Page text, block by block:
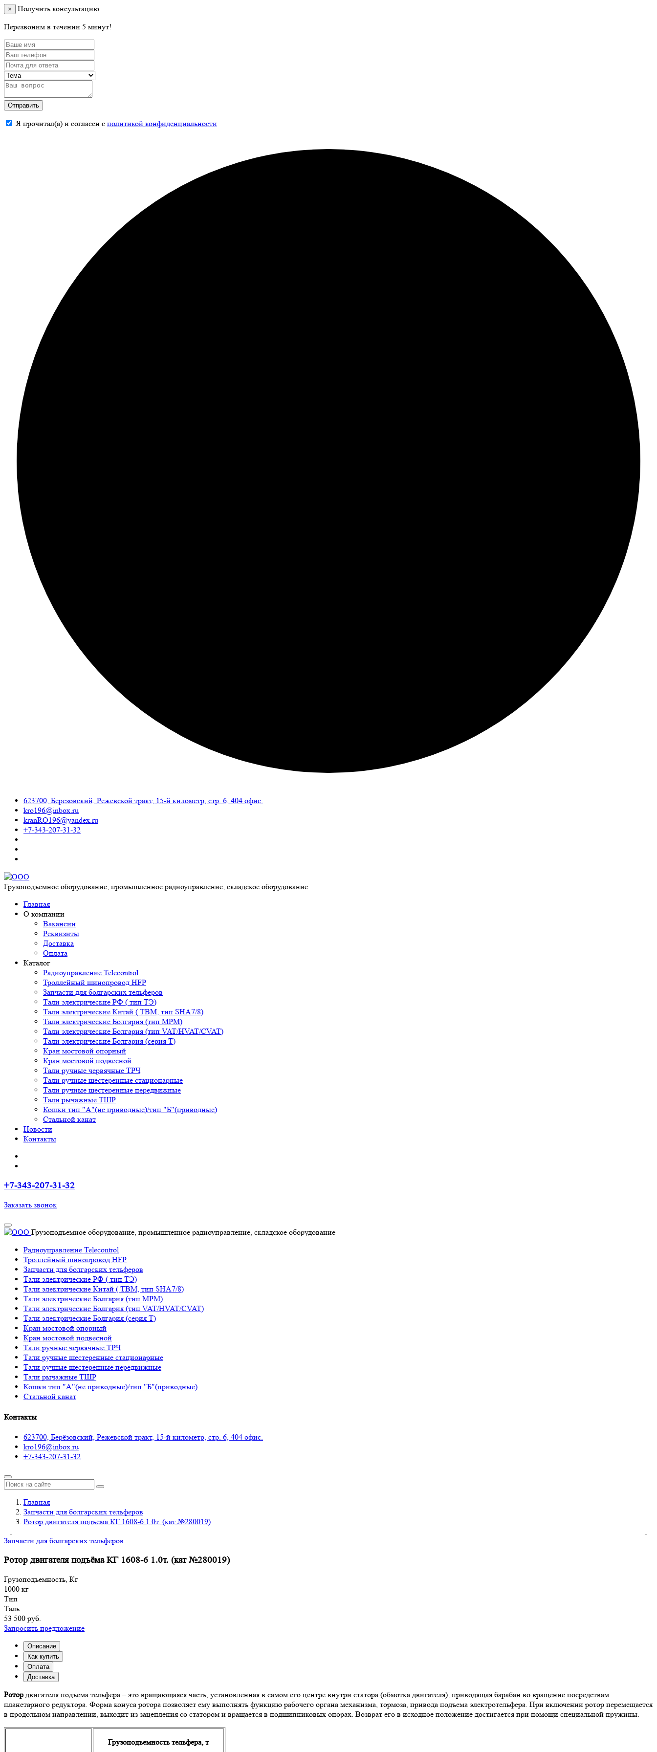
×
Получить консультацию
Перезвоним в течении 5 минут!
Отправить
Я прочитал(а) и согласен с политикой конфиденциальности
623700, Берёзовский, Режевской тракт, 15-й километр, стр. 6, 404 офис.
kro196@inbox.ru
kranRO196@yandex.ru
+7-343-207-31-32
Грузоподъемное оборудование, промышленное радиоуправление, складское оборудование
Главная
О компании
Вакансии
Реквизиты
Доставка
Оплата
Каталог
Радиоуправление Telecontrol
Троллейный шинопровод HFP
Запчасти для болгарских тельферов
Тали электрические РФ ( тип ТЭ)
Тали электрические Китай ( TBM, тип SHA7/8)
Тали электрические Болгария (тип МРМ)
Тали электрические Болгария (тип VAT/HVAT/CVAT)
Тали электрические Болгария (серия Т)
Кран мостовой опорный
Кран мостовой подвесной
Тали ручные червячные ТРЧ
Тали ручные шестеренные стационарные
Тали ручные шестеренные передвижные
Тали рычажные ТШР
Кошки тип "А"(не приводные)/тип "Б"(приводные)
Стальной канат
Новости
Контакты
+7-343-207-31-32
Заказать звонок
Грузоподъемное оборудование, промышленное радиоуправление, складское оборудование
Радиоуправление Telecontrol
Троллейный шинопровод HFP
Запчасти для болгарских тельферов
Тали электрические РФ ( тип ТЭ)
Тали электрические Китай ( TBM, тип SHA7/8)
Тали электрические Болгария (тип МРМ)
Тали электрические Болгария (тип VAT/HVAT/CVAT)
Тали электрические Болгария (серия Т)
Кран мостовой опорный
Кран мостовой подвесной
Тали ручные червячные ТРЧ
Тали ручные шестеренные стационарные
Тали ручные шестеренные передвижные
Тали рычажные ТШР
Кошки тип "А"(не приводные)/тип "Б"(приводные)
Стальной канат
Контакты
623700, Берёзовский, Режевской тракт, 15-й километр, стр. 6, 404 офис.
kro196@inbox.ru
+7-343-207-31-32
Главная
Запчасти для болгарских тельферов
Ротор двигателя подъёма КГ 1608-6 1.0т. (кат №280019)
Запчасти для болгарских тельферов
Ротор двигателя подъёма КГ 1608-6 1.0т. (кат №280019)
Грузоподъемность, Кг
1000 кг
Тип
Таль
53 500 руб.
Запросить предложение
Описание
Как купить
Оплата
Доставка
Ротор двигателя подъема тельфера – это вращающаяся часть, установленная в самом его центре внутри статора (обмотка двигателя), приводящая барабан во вращение посредствам
планетарного редуктора. Форма конуса ротора позволяет ему выполнять функцию рабочего органа механизма, тормоза, привода подъема электротельфера. При включении ротор перемещается
в продольном направлении, выходит из зацепления со статором и вращается в подшипниковых опорах. Возврат его в исходное положение достигается при помощи специальной пружины.
Грузоподъемность тельфера, т